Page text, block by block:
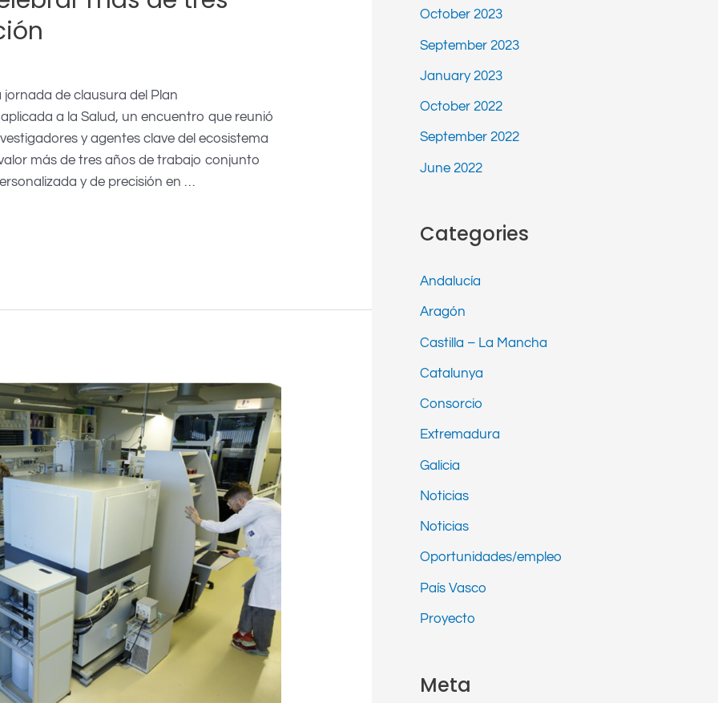
jornada de clausura del Plan
a la Salud, un encuentro que reunió
y agentes clave del ecosistema
más de tres años de trabajo conjunto
y de precisión en …
October 2023
September 2023
January 2023
October 2022
September 2022
June 2022
Categories
Andalucía
Aragón
Castilla – La Mancha
Catalunya
Consorcio
Extremadura
Galicia
Noticias
Noticias
Oportunidades/empleo
País Vasco
Proyecto
Meta